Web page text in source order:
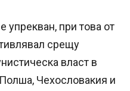
упрекван, при това от
срещу
власт в
Чехословакия и